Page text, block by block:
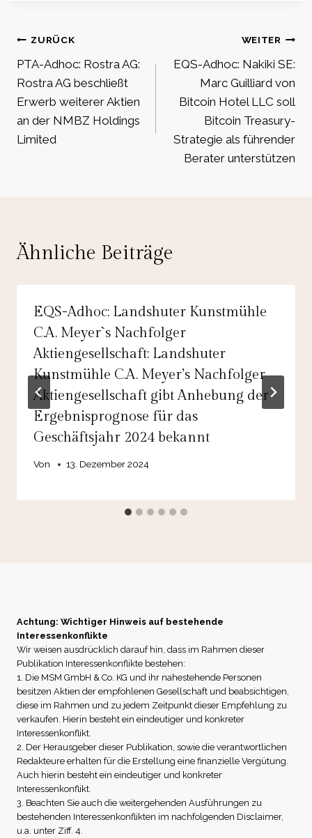
Beitragsnavigation
ZURÜCK
PTA-Adhoc: Rostra AG:
Rostra AG beschließt
Erwerb weiterer Aktien
an der NMBZ Holdings
Limited
WEITER
EQS-Adhoc: Nakiki SE:
Marc Guilliard von
Bitcoin Hotel LLC soll
Bitcoin Treasury-
Strategie als führender
Berater unterstützen
Ähnliche Beiträge
EQS-Adhoc: Landshuter Kunstmühle
C.A. Meyer`s Nachfolger
Aktiengesellschaft: Landshuter
Kunstmühle C.A. Meyer’s Nachfolger
Aktiengesellschaft gibt Anhebung der
Ergebnisprognose für das
Geschäftsjahr 2024 bekannt
Von 13. Dezember 2024
Achtung: Wichtiger Hinweis auf bestehende
Interessenkonflikte
Wir weisen ausdrücklich darauf hin, dass im Rahmen dieser
Publikation Interessenkonflikte bestehen:
1. Die MSM GmbH & Co. KG und ihr nahestehende Personen
besitzen Aktien der empfohlenen Gesellschaft und beabsichtigen,
diese im Rahmen und zu jedem Zeitpunkt dieser Empfehlung zu
verkaufen. Hierin besteht ein eindeutiger und konkreter
Interessenkonflikt.
2. Der Herausgeber dieser Publikation, sowie die verantwortlichen
Redakteure erhalten für die Erstellung eine finanzielle Vergütung.
Auch hierin besteht ein eindeutiger und konkreter
Interessenkonflikt.
3. Beachten Sie auch die weitergehenden Ausführungen zu
bestehenden Interessenkonflikten im nachfolgenden Disclaimer,
u.a. unter Ziff. 4.